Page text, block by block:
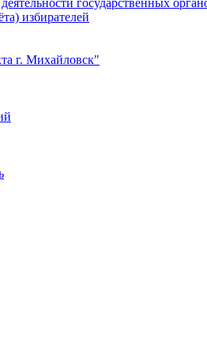
государственных
избирателей
г. Михайловск"